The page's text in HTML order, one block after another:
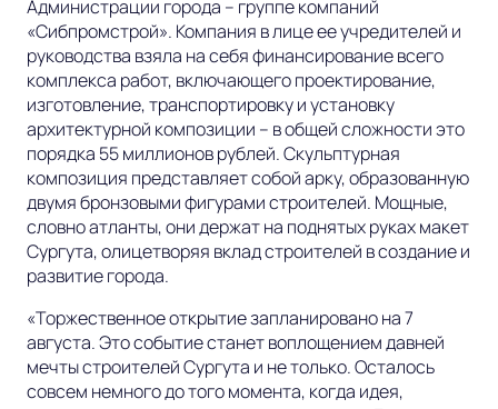
Администрации города – группе компаний
«Сибпромстрой». Компания в лице ее учредителей и
руководства взяла на себя финансирование всего
комплекса работ, включающего проектирование,
изготовление, транспортировку и установку
архитектурной композиции – в общей сложности это
порядка 55 миллионов рублей. Скульптурная
композиция представляет собой арку, образованную
двумя бронзовыми фигурами строителей. Мощные,
словно атланты, они держат на поднятых руках макет
Сургута, олицетворяя вклад строителей в создание и
развитие города.
«Торжественное открытие запланировано на 7
августа. Это событие станет воплощением давней
мечты строителей Сургута и не только. Осталось
совсем немного до того момента, когда идея,